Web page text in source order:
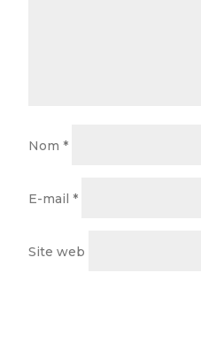
Nom *
E-mail *
Site web